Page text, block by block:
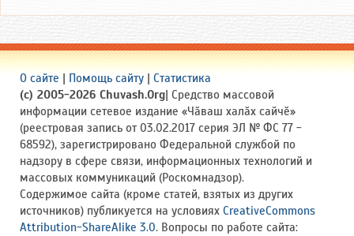
О сайте Помощь сайту
Статистика
(c) 2005-2026 Chuvash.Org | Средство массовой
информации сетевое издание «Чӑваш халӑх сайчӗ»
(реестровая запись от 03.02.2017 серия ЭЛ № ФС 77 -
68592), зарегистрировано Федеральной службой по
надзору в сфере связи, информационных технологий и
массовых коммуникаций (Роскомнадзор).
Содержимое сайта (кроме статей, взятых из других
источников) публикуется на условиях CreativeCommons
Attribution-ShareAlike 3.0. Вопросы по работе сайта: